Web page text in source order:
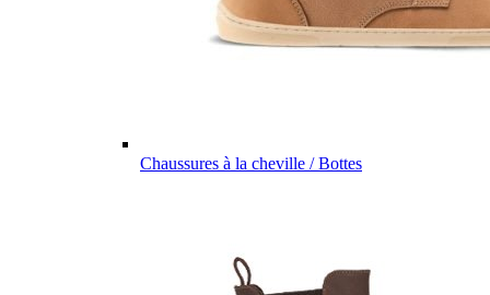
Chaussures à la cheville / Bottes